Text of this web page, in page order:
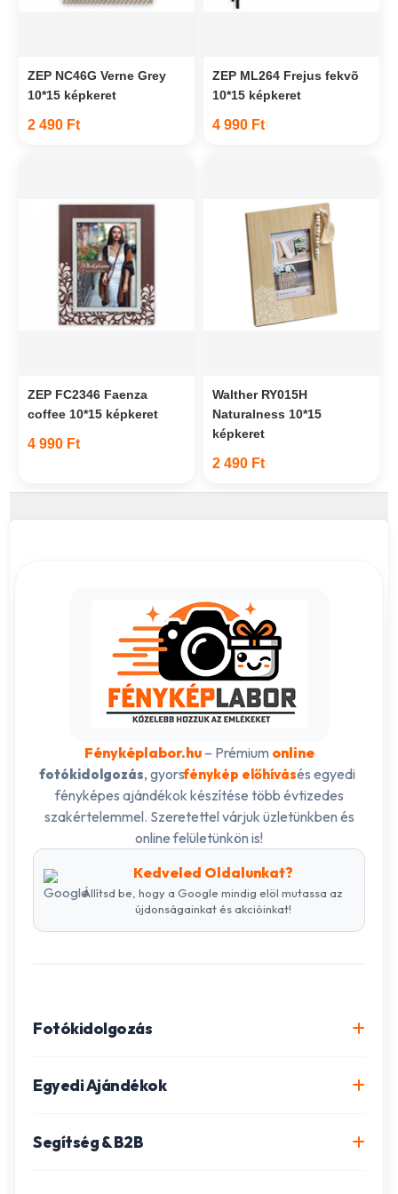
ZEP NC46G Verne Grey
10*15 képkeret
2 490 Ft
ZEP ML264 Frejus fekvõ
10*15 képkeret
4 990 Ft
ZEP FC2346 Faenza
coffee 10*15 képkeret
4 990 Ft
Walther RY015H
Naturalness 10*15
képkeret
2 490 Ft
Fényképlabor.hu– Prémium online
fotókidolgozás, gyorsfénykép előhívásés egyedi
fényképes ajándékok készítése több évtizedes
szakértelemmel. Szeretettel várjuk üzletünkben és
online felületünkön is!
Kedveled Oldalunkat?
Állítsd be, hogy a Google mindig elöl mutassa az
újdonságainkat és akcióinkat!
Fotókidolgozás
Igazolványkép készítés
Egyedi Ajándékok
Segítség & B2B